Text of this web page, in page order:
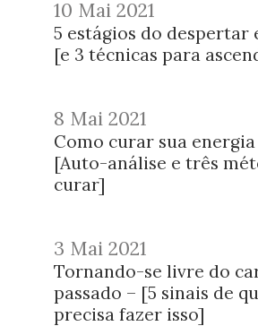
10 Mai 2021
5 estágios do despertar
[e 3 técnicas para
8 Mai 2021
Como curar sua energia
[Auto-análise e três
curar]
3 Mai 2021
Tornando-se livre do
passado – [5 sinais de
precisa fazer isso]